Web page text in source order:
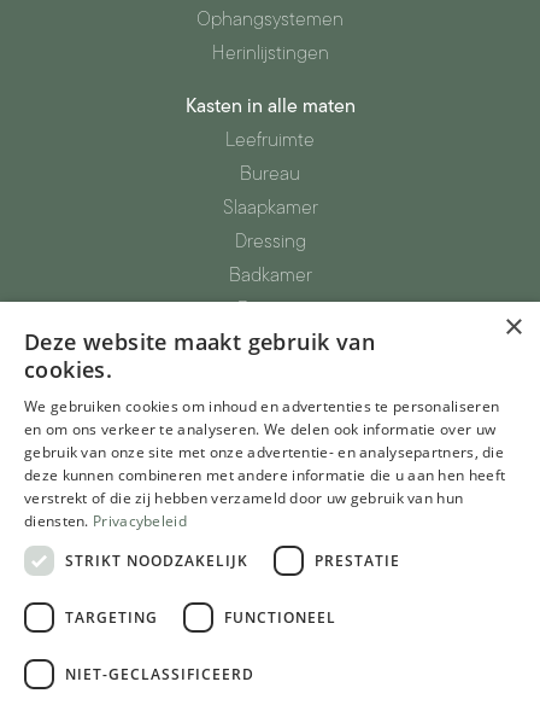
Ophangsystemen
Herinlijstingen
Kasten in alle maten
Leefruimte
Bureau
Slaapkamer
Dressing
Badkamer
Berging
Totaalinrichting
Parket, vinyl, tapijtvloeren
Glazen deuren
De Meubelwinkel
Inspiratie
Realisaties
Over ons
Ons Verhaal
×
Deze website maakt gebruik van
cookies.
We gebruiken cookies om inhoud en advertenties te personaliseren
en om ons verkeer te analyseren. We delen ook informatie over uw
gebruik van onze site met onze advertentie- en analysepartners, die
deze kunnen combineren met andere informatie die u aan hen heeft
verstrekt of die zij hebben verzameld door uw gebruik van hun
diensten. Privacybeleid
STRIKT NOODZAKELIJK
PRESTATIE
TARGETING FUNCTIONEEL
NIET-GECLASSIFICEERD